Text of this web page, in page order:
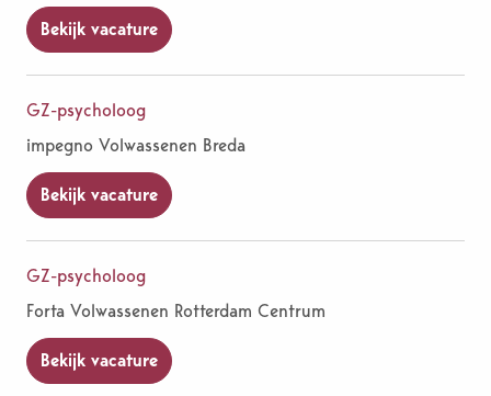
Bekijk vacature
GZ-psycholoog
impegno Volwassenen Breda
Bekijk vacature
GZ-psycholoog
Forta Volwassenen Rotterdam Centrum
Bekijk vacature